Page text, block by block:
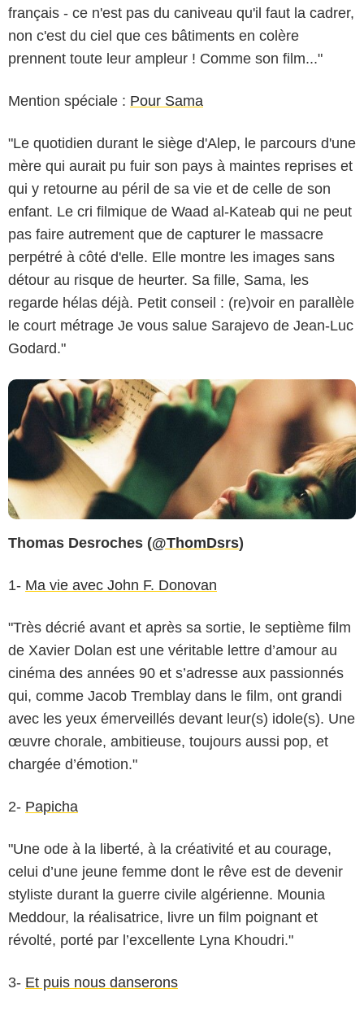
français - ce n'est pas du caniveau qu'il faut la cadrer,
non c'est du ciel que ces bâtiments en colère
prennent toute leur ampleur ! Comme son film..."
Mention spéciale : Pour Sama
"Le quotidien durant le siège d'Alep, le parcours d'une
mère qui aurait pu fuir son pays à maintes reprises et
qui y retourne au péril de sa vie et de celle de son
enfant. Le cri filmique de Waad al-Kateab qui ne peut
pas faire autrement que de capturer le massacre
perpétré à côté d'elle. Elle montre les images sans
détour au risque de heurter. Sa fille, Sama, les
regarde hélas déjà. Petit conseil : (re)voir en parallèle
le court métrage Je vous salue Sarajevo de Jean-Luc
Godard."
Thomas Desroches (@ThomDsrs)
1- Ma vie avec John F. Donovan
"Très décrié avant et après sa sortie, le septième film
de Xavier Dolan est une véritable lettre d’amour au
cinéma des années 90 et s’adresse aux passionnés
qui, comme Jacob Tremblay dans le film, ont grandi
avec les yeux émerveillés devant leur(s) idole(s). Une
œuvre chorale, ambitieuse, toujours aussi pop, et
chargée d’émotion."
2- Papicha
"Une ode à la liberté, à la créativité et au courage,
celui d’une jeune femme dont le rêve est de devenir
styliste durant la guerre civile algérienne. Mounia
Meddour, la réalisatrice, livre un film poignant et
révolté, porté par l’excellente Lyna Khoudri."
3- Et puis nous danserons